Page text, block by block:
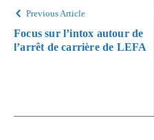
Previous Article
Focus sur l’intox autour de
l’arrêt de carrière de LEFA